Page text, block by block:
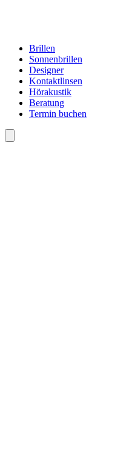
Brillen
Sonnenbrillen
Designer
Kontaktlinsen
Hörakustik
Beratung
Termin buchen